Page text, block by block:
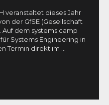
veranstaltet dieses Jahr
der GfSE (Gesellschaft
Auf dem systems.camp
Systems Engineering in
Termin direkt im